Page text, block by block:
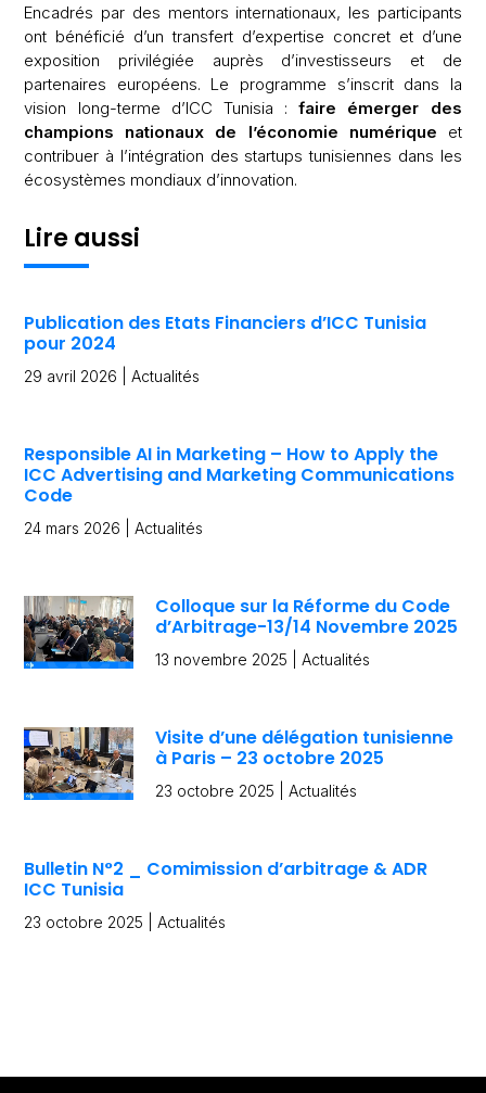
Encadrés par des mentors internationaux, les participants
ont bénéficié d’un transfert d’expertise concret et d’une
exposition privilégiée auprès d’investisseurs et de
partenaires européens. Le programme s’inscrit dans la
vision long-terme d’ICC Tunisia :faire émerger des
champions nationaux de l’économie numérique et
contribuer à l’intégration des startups tunisiennes dans les
écosystèmes mondiaux d’innovation.
Lire aussi
Publication des Etats Financiers d’ICC Tunisia
pour 2024
29 avril 2026 |Actualités
Responsible AI in Marketing – How to Apply the
ICC Advertising and Marketing Communications
Code
24 mars 2026 |Actualités
Colloque sur la Réforme du Code
d’Arbitrage-13/14 Novembre 2025
13 novembre 2025 |Actualités
Visite d’une délégation tunisienne
à Paris – 23 octobre 2025
23 octobre 2025 |Actualités
Bulletin N°2 _ Comimission d’arbitrage & ADR
ICC Tunisia
23 octobre 2025 |Actualités